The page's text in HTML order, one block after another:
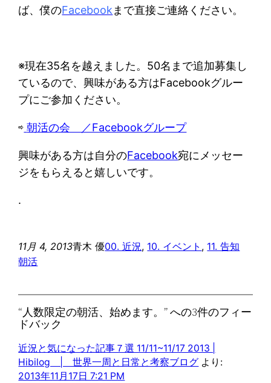
ば、僕のFacebook まで直接ご連絡ください。
※現在35名を越えました。50名まで追加募集し
ているので、興味がある方はFacebookグルー
プにご参加ください。
⇨ 朝活の会 ／Facebookグループ
興味がある方は自分のFacebook宛にメッセー
ジをもらえると嬉しいです。
.
11月 4, 2013青木 優00. 近況, 10. イベント , 11. 告知
朝活
“人数限定の朝活、始めます。” への3件のフィー
ドバック
近況と気になった記事７選 11/11~11/17 2013 |
Hibilog | 世界一周と日常と考察ブログ より:
2013年11月17日 7:21 PM